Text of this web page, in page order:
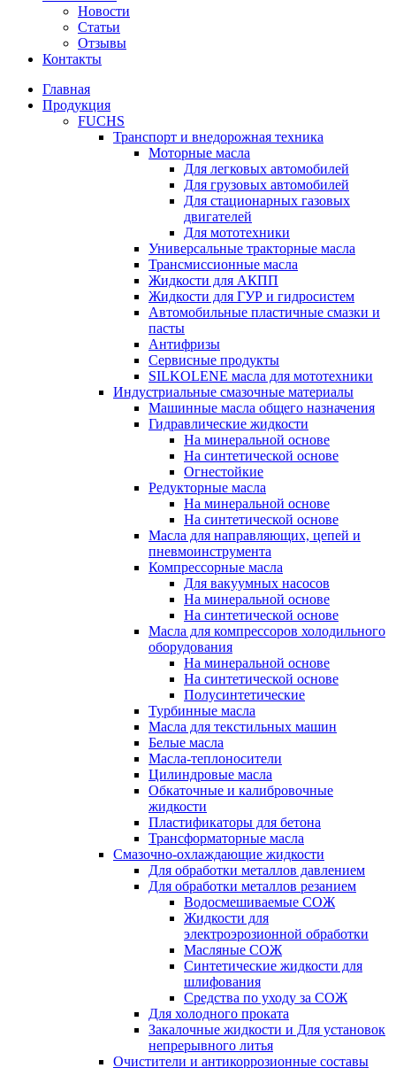
Новости
Статьи
Отзывы
Контакты
Главная
Продукция
FUCHS
Транспорт и внедорожная техника
Моторные масла
Для легковых автомобилей
Для грузовых автомобилей
Для стационарных газовых
двигателей
Для мототехники
Универсальные тракторные масла
Трансмиссионные масла
Жидкости для АКПП
Жидкости для ГУР и гидросистем
Автомобильные пластичные смазки и
пасты
Антифризы
Сервисные продукты
SILKOLENE масла для мототехники
Индустриальные смазочные материалы
Машинные масла общего назначения
Гидравлические жидкости
На минеральной основе
На синтетической основе
Огнестойкие
Редукторные масла
На минеральной основе
На синтетической основе
Масла для направляющих, цепей и
пневмоинструмента
Компрессорные масла
Для вакуумных насосов
На минеральной основе
На синтетической основе
Масла для компрессоров холодильного
оборудования
На минеральной основе
На синтетической основе
Полусинтетические
Турбинные масла
Масла для текстильных машин
Белые масла
Масла-теплоносители
Цилиндровые масла
Обкаточные и калибровочные
жидкости
Пластификаторы для бетона
Трансформаторные масла
Смазочно-охлаждающие жидкости
Для обработки металлов давлением
Для обработки металлов резанием
Водосмешиваемые СОЖ
Жидкости для
электроэрозионной обработки
Масляные СОЖ
Синтетические жидкости для
шлифования
Средства по уходу за СОЖ
Для холодного проката
Закалочные жидкости и Для установок
непрерывного литья
Очистители и антикоррозионные составы